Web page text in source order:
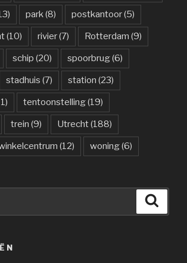
park(8) postkantoor(5)
(10) rivier(7) Rotterdam (9)
schip (20) spoorbrug(6)
stadhuis (7) station (23)
tentoonstelling(19)
trein (9) Utrecht(188)
(12) woning(6)